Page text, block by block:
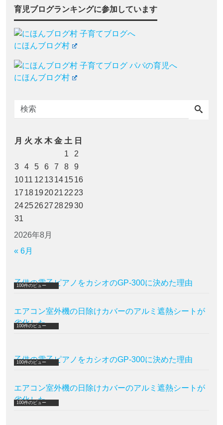
育児ブログランキングに参加しています
にほんブログ村
にほんブログ村
2026年8月
月 火 水 木 金 土 日
1
2
3
4 5 6 7 8
9
1011 12 13141516
17 18192021 22 23
24252627 282930
31
« 6月
子供の電子ピアノをカシオのGP-300に決めた理由
100件のビュー
エアコン室外機の日除けカバーのアルミ遮熱シートが
劣化した
100件のビュー
子供の電子ピアノをカシオのGP-300に決めた理由
100件のビュー
エアコン室外機の日除けカバーのアルミ遮熱シートが
劣化した
100件のビュー